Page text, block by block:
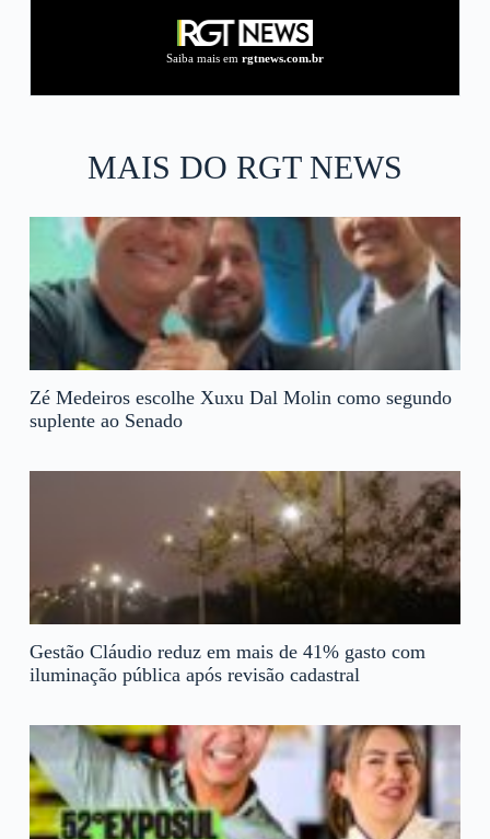
Saiba mais em rgtnews.com.br
MAIS DO RGT NEWS
Zé Medeiros escolhe Xuxu Dal Molin como segundo
suplente ao Senado
Gestão Cláudio reduz em mais de 41% gasto com
iluminação pública após revisão cadastral